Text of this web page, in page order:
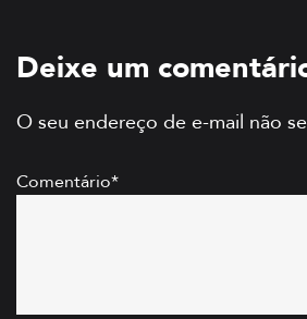
Deixe um
O seu endereço de e-mail não
Comentário*